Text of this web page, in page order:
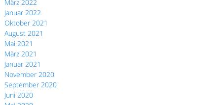
März 2022
Januar 2022
Oktober 2021
August 2021
Mai 2021
März 2021
Januar 2021
November 2020
September 2020
Juni 2020